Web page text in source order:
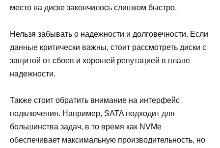
место на диске закончилось слишком быстро.
Нельзя забывать о надежности и долговечности. Если
данные критически важны, стоит рассмотреть диски с
защитой от сбоев и хорошей репутацией в плане
надежности.
Также стоит обратить внимание на интерфейс
подключения. Например, SATA подходит для
большинства задач, в то время как NVMe
обеспечивает максимальную производительность, но